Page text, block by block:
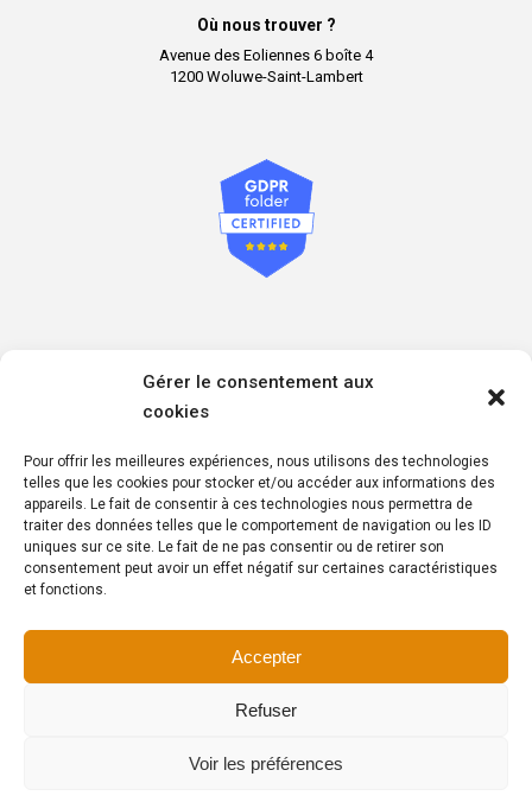
Gérer le consentement aux
cookies
Pour offrir les meilleures expériences, nous utilisons des technologies
telles que les cookies pour stocker et/ou accéder aux informations des
appareils. Le fait de consentir à ces technologies nous permettra de
traiter des données telles que le comportement de navigation ou les ID
uniques sur ce site. Le fait de ne pas consentir ou de retirer son
consentement peut avoir un effet négatif sur certaines caractéristiques
et fonctions.
Accepter
Refuser
Voir les préférences
Où nous trouver ?
Avenue des Eoliennes 6 boîte 4
1200 Woluwe-Saint-Lambert
confidentialité
Politique de confidentialité
Politique de respect des données à caractère personnel
Copyright © 2025 – Wyr Insurance – Tous droits réservés